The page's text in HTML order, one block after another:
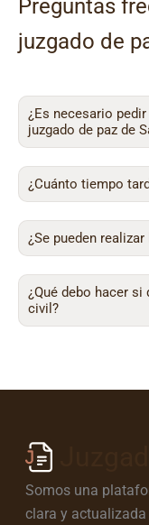
Preguntas
juzgado de
¿Es necesario
juzgado de paz de
¿Cuánto tiempo
¿Se pueden
¿Qué debo hacer
civil?
Somos una
clara y